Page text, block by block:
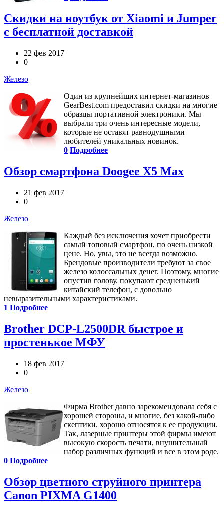
Скидки на ноутбук от Xiaomi и Jumper
с бесплатной доставкой
22 фев 2017
0
Железо
Один из крупнейших интернет-магазинов
GearBest.com предоставил скидки на многие
образцы портативной электроники. Мы
выбрали три очень интересные модели,
которые не оставят равнодушными
любителей уникальных новинок.
0 Подробнее
Обзор смартфона Doogee X5 Max
21 фев 2017
0
Железо
Каждый без исключения хочет приобрести
самый топовый смартфон, по очень низкой
цене. Но, увы, это не всегда возможно.
Брендовые производители требуют за свое
железо колоссальных денег. Поэтому, многие
опустив голову, покупают средненький
китайский телефон, с довольно
невыразительными характеристиками.
1 Подробнее
Brother DCP-L2500DR быстрое и
простенькое МФУ
18 фев 2017
0
Железо
Фирма Brother давно зарекомендовала себя с
хорошей стороны, и многие, без какой-либо
скептики, хорошо относятся к ее продукции.
Так, лазерные принтеры этой фирмы имеют
высокую скорость печати, внушительный
набор различных функций и все в этом роде.
0 Подробнее
Обзор цветного струйного принтера
Canon PIXMA G1400